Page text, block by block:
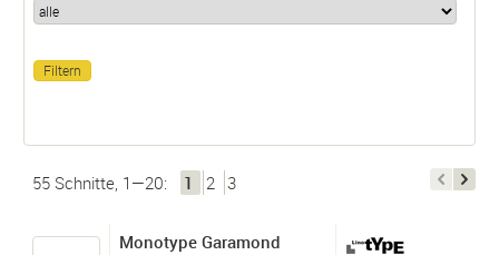
55 Schnitte, 1—20: 1 2 3
Monotype Garamond